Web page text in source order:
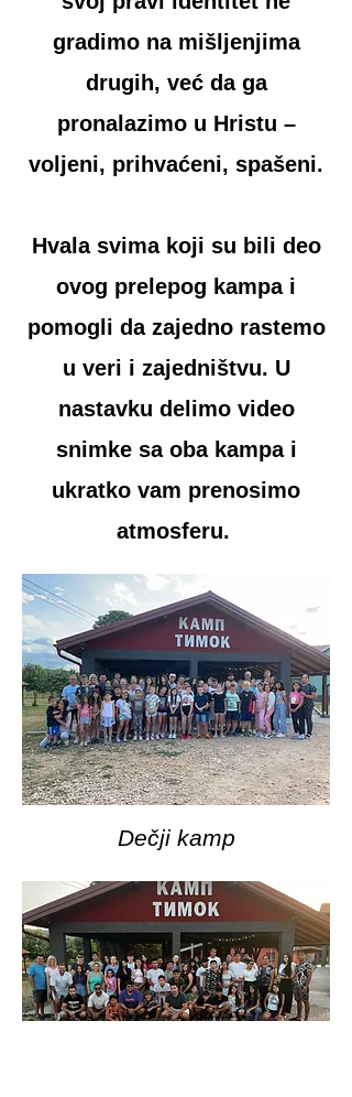
gradimo na mišljenjima
drugih, već da ga
pronalazimo u Hristu –
voljeni, prihvaćeni, spašeni.
Hvala svima koji su bili deo
ovog prelepog kampa i
pomogli da zajedno rastemo
u veri i zajedništvu. U
nastavku delimo video
snimke sa oba kampa i
ukratko vam prenosimo
atmosferu.
Dečji kamp